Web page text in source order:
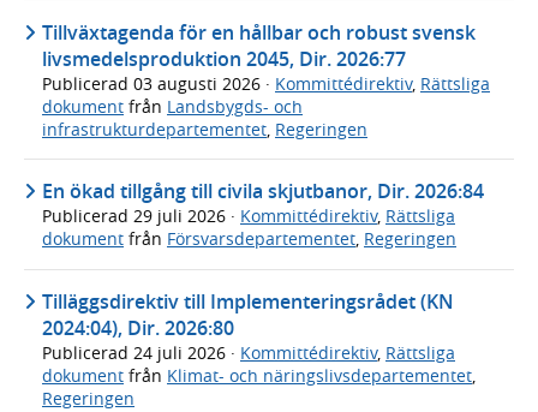
Tillväxtagenda för en hållbar och robust svensk
livsmedelsproduktion 2045, Dir. 2026:77
Publicerad 03 augusti 2026 · Kommittédirektiv, Rättsliga
dokument från Landsbygds- och
infrastrukturdepartementet Regeringen
En ökad tillgång till civila skjutbanor, Dir. 2026:84
Publicerad 29 juli 2026 · Kommittédirektiv, Rättsliga
dokument från Försvarsdepartementet, Regeringen
Tilläggsdirektiv till Implementeringsrådet (KN
2024:04), Dir. 2026:80
Publicerad 24 juli 2026 · Kommittédirektiv, Rättsliga
dokument från Klimat- och näringslivsdepartementet,
Regeringen